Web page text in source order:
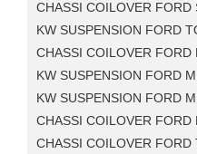
CHASSI COILOVER FORD
KW SUSPENSION FORD
CHASSI COILOVER FORD
KW SUSPENSION FORD
KW SUSPENSION FORD
CHASSI COILOVER FORD
CHASSI COILOVER FORD